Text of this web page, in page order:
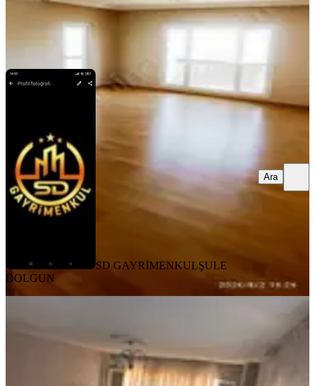
SD GAYRİMENKUL ŞULE DOLGUN
SD GAYRİMENKULŞULE
DOLGUN
Ara
Seyhan, Ziyapaşa Mahallesi
·130 m²·1. Kat·06.08.2026